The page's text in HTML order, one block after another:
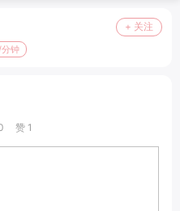
+ 关注
钟
赞 1